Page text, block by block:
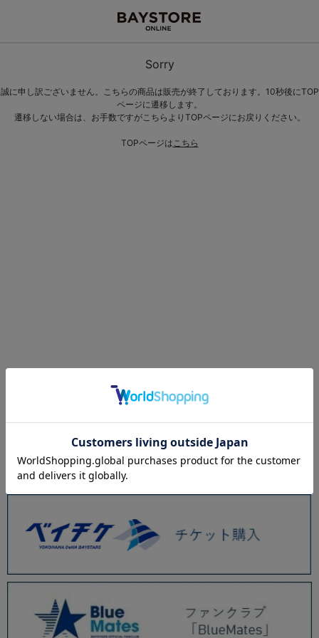
Sorry
誠に申し訳ございません。こちらの商品は販売が終了しております。10秒後にTOP
ページに遷移します。
遷移しない場合は、お手数ですがこちらよりTOPページにお戻りください。
TOPページはこちら